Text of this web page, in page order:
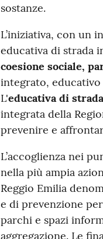
sostanze.
L’iniziativa, con un
educativa di strada
coesione sociale,
integrato,
L'educativa di strada
integrata della
prevenire e
L’accoglienza nei
nella più ampia
Reggio Emilia
e di prevenzione
parchi e spazi
aggregazione. Le